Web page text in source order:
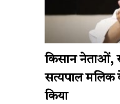
किसान नेताओं,
सत्यपाल मलिक
किया